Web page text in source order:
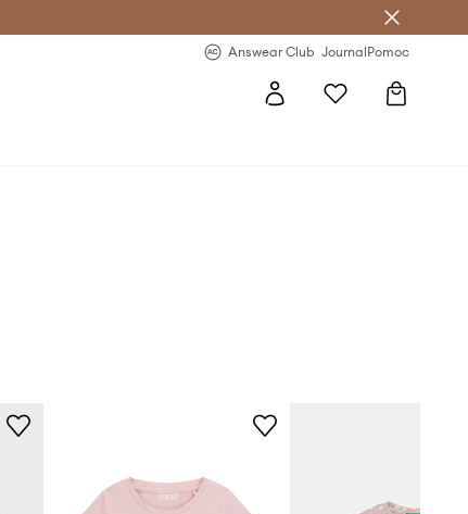
Answear Club JournalPomoc